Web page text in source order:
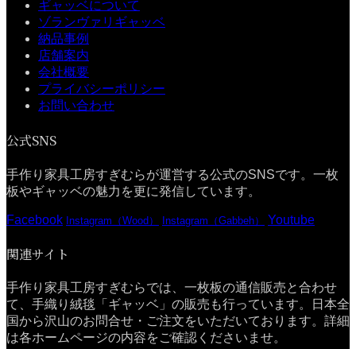
ギャッベについて
ゾランヴァリギャッベ
納品事例
店舗案内
会社概要
プライバシーポリシー
お問い合わせ
公式SNS
手作り家具工房すぎむらが運営する公式のSNSです。一枚
板やギャッベの魅力を更に発信しています。
Facebook Instagram（Wood） Instagram（Gabbeh） Youtube
関連サイト
手作り家具工房すぎむらでは、一枚板の通信販売と合わせ
て、手織り絨毯「ギャッベ」の販売も行っています。日本全
国から沢山のお問合せ・ご注文をいただいております。詳細
は各ホームページの内容をご確認くださいませ。